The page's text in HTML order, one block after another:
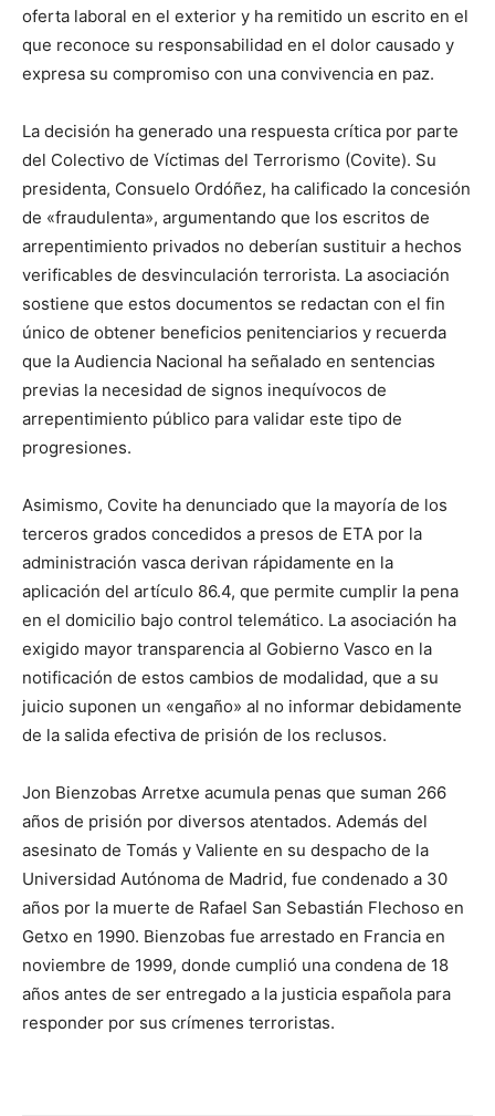
oferta laboral en el exterior y ha remitido un escrito en el
que reconoce su responsabilidad en el dolor causado y
expresa su compromiso con una convivencia en paz.
La decisión ha generado una respuesta crítica por parte
del Colectivo de Víctimas del Terrorismo (Covite). Su
presidenta, Consuelo Ordóñez, ha calificado la concesión
de «fraudulenta», argumentando que los escritos de
arrepentimiento privados no deberían sustituir a hechos
verificables de desvinculación terrorista. La asociación
sostiene que estos documentos se redactan con el fin
único de obtener beneficios penitenciarios y recuerda
que la Audiencia Nacional ha señalado en sentencias
previas la necesidad de signos inequívocos de
arrepentimiento público para validar este tipo de
progresiones.
Asimismo, Covite ha denunciado que la mayoría de los
terceros grados concedidos a presos de ETA por la
administración vasca derivan rápidamente en la
aplicación del artículo 86.4, que permite cumplir la pena
en el domicilio bajo control telemático. La asociación ha
exigido mayor transparencia al Gobierno Vasco en la
notificación de estos cambios de modalidad, que a su
juicio suponen un «engaño» al no informar debidamente
de la salida efectiva de prisión de los reclusos.
Jon Bienzobas Arretxe acumula penas que suman 266
años de prisión por diversos atentados. Además del
asesinato de Tomás y Valiente en su despacho de la
Universidad Autónoma de Madrid, fue condenado a 30
años por la muerte de Rafael San Sebastián Flechoso en
Getxo en 1990. Bienzobas fue arrestado en Francia en
noviembre de 1999, donde cumplió una condena de 18
años antes de ser entregado a la justicia española para
responder por sus crímenes terroristas.